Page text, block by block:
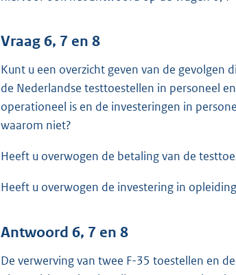
Vraag 6, 7 en 8
Kunt u een overzicht geven van de
de Nederlandse testtoestellen in personeel
operationeel is en de investeringen in
waarom niet?
Heeft u overwogen de betaling van de
Heeft u overwogen de investering in
Antwoord 6, 7 en 8
De verwerving van twee F-35 toestellen en